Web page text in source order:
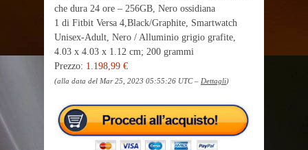
che dura 24 ore – 256GB, Nero ossidiana
1 di Fitbit Versa 4,Black/Graphite, Smartwatch
Unisex-Adult, Nero / Alluminio grigio grafite,
‎4.03 x 4.03 x 1.12 cm; 200 grammi
Prezzo: 1.198,99 €
(alla data del Mar 25, 2023 05:55:26 UTC – Dettagli)